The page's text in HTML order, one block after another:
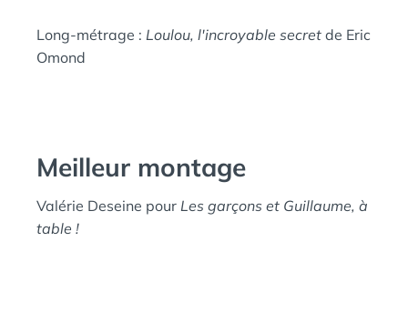
Long-métrage : Loulou, l'incroyable secret de Eric
Omond
Meilleur montage
Valérie Deseine pour Les garçons et Guillaume, à
table !